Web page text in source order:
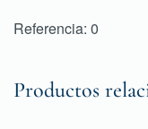
Referencia: 0
Productos